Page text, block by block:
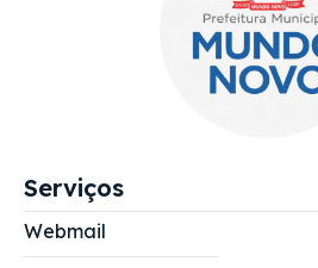
Serviços
Webmail